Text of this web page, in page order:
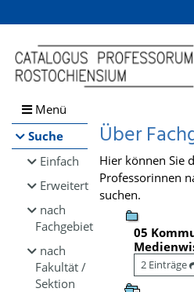
Browsen
direkt zum Inhalt
Menü
Suche
Einfach
Erweitert
nach
Fachgebiet
nach
Fakultät /
Sektion
Über
Hier können Sie
Professorinnen
suchen.
05
2 Einträge